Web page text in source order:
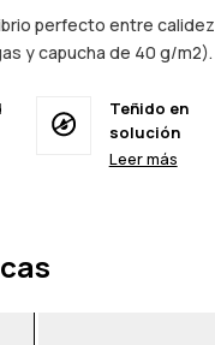
perfecto entre calidez
y capucha de 40 g/m2).
Teñido en
solución
Leer más